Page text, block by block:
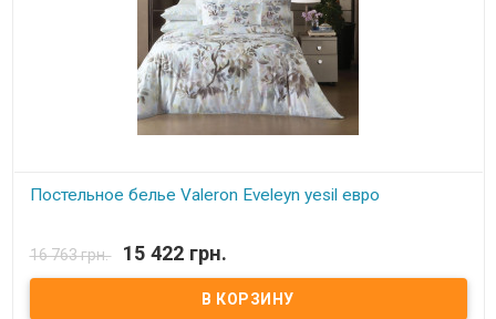
Постельное белье Valeron Eveleyn yesil евро
Постельное белье Valeron евро Простынь: 270x260 см.
Пододеяльник: 200x220 см. Наволочка: 50х70 см - 4 шт Ткань:
сатин Premium, 100% египетский хлопок. Производитель: Турция.
Торговая марка: Valeron. Упаковка: пвх + текстильная сумка.
16 763 грн. 15 422 грн.